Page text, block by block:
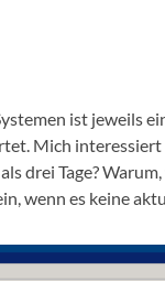
ist jeweils
Mich
drei Tage?
wenn es keine